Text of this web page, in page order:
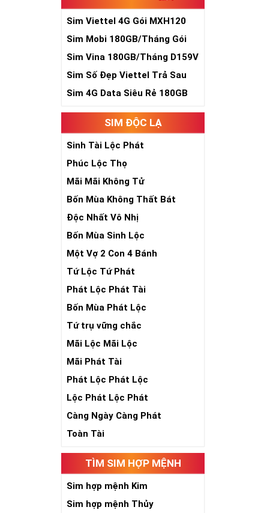
Sim Viettel 4G Gói MXH120
Siêu Rẻ
Sim Mobi 180GB/Tháng Gói
TK159
Sim Vina 180GB/Tháng D159V
Sim Số Đẹp Viettel Trả Sau
Sim 4G Data Siêu Rẻ 180GB
SIM ĐỘC LẠ
Sinh Tài Lộc Phát
Phúc Lộc Thọ
Mãi Mãi Không Tử
Bốn Mùa Không Thất Bát
Độc Nhất Vô Nhị
Bốn Mùa Sinh Lộc
Một Vợ 2 Con 4 Bánh
Tứ Lộc Tứ Phát
Phát Lộc Phát Tài
Bốn Mùa Phát Lộc
Tứ trụ vững chắc
Mãi Lộc Mãi Lộc
Mãi Phát Tài
Phát Lộc Phát Lộc
Lộc Phát Lộc Phát
Càng Ngày Càng Phát
Toàn Tài
TÌM SIM HỢP MỆNH
Sim hợp mệnh Kim
Sim hợp mệnh Thủy